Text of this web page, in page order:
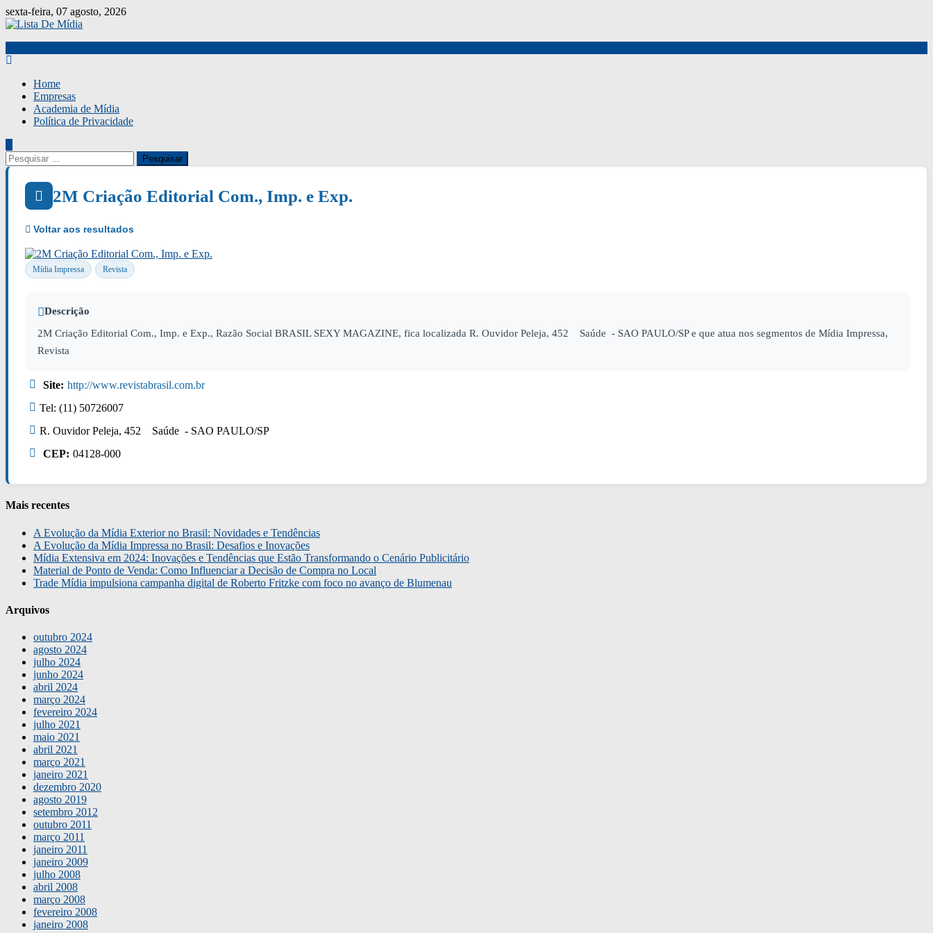
Skip
to
sexta-feira, 07 agosto, 2026
Home
Empresas
Academia de Mídia
Política de Privacidade
Pesquisar
por:
2M Criação Editorial Com., Imp. e Exp.
Mídia Impressa Revista
Descrição
2M Criação Editorial Com., Imp. e Exp., Razão Social BRASIL SEXY MAGAZINE, fica localizada R. Ouvidor Peleja, 452 Saúde - SAO PAULO/SP e que atua nos segmentos de Mídia Impressa,
Revista
Site: http://www.revistabrasil.com.br
Tel: (11) 50726007
R. Ouvidor Peleja, 452 Saúde - SAO PAULO/SP
CEP: 04128-000
Mais recentes
A Evolução da Mídia Exterior no Brasil: Novidades e Tendências
A Evolução da Mídia Impressa no Brasil: Desafios e Inovações
Mídia Extensiva em 2024: Inovações e Tendências que Estão Transformando o Cenário Publicitário
Material de Ponto de Venda: Como Influenciar a Decisão de Compra no Local
Trade Mídia impulsiona campanha digital de Roberto Fritzke com foco no avanço de Blumenau
Arquivos
outubro 2024
agosto 2024
julho 2024
junho 2024
abril 2024
março 2024
fevereiro 2024
julho 2021
maio 2021
abril 2021
março 2021
janeiro 2021
dezembro 2020
agosto 2019
setembro 2012
outubro 2011
março 2011
janeiro 2011
janeiro 2009
julho 2008
abril 2008
março 2008
fevereiro 2008
janeiro 2008